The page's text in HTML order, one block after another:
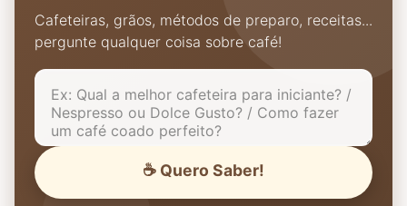
Cafeteiras, grãos, métodos de preparo, receitas...
pergunte qualquer coisa sobre café!
☕ Quero Saber!